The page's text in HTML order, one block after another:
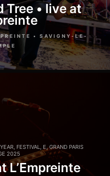
Tree • live at
• SAVIGNY-LE-
YEAR, FESTIVAL, E,GRAND PARIS
2025
L’Empreinte